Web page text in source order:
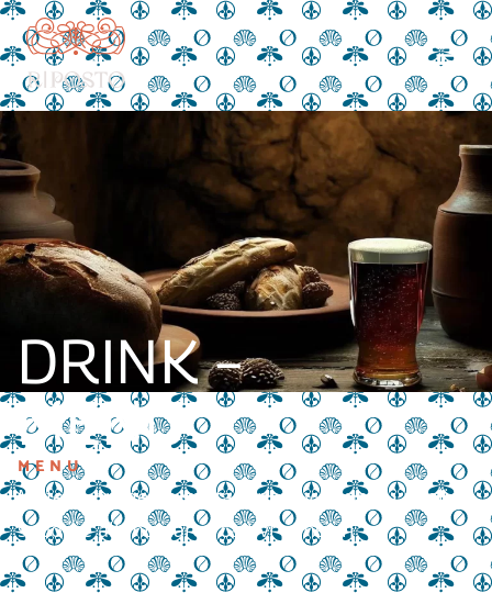
MENU
DRINK –
MENU
Materie prime da gustare per avvicinare i migliori
sapori e allontanare i cattivi pensieri